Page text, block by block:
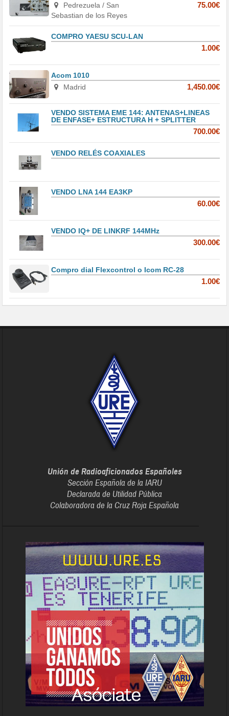
Pedrezuela / San
Sebastian de los Reyes
75.00€
COMPRO YAESU SCU-LAN
1.00€
Acom 1010
Madrid
1,450.00€
VENDO SISTEMA EME 144: ANTENAS+LINEAS
DE ENFASE+ ESTRUCTURA H + SPLITTER
700.00€
VENDO RELÉS COAXIALES
VENDO LNA 144 EA3KP
60.00€
VENDO IQ+ DE LINKRF 144MHz
300.00€
Compro dial Flexcontrol o Icom RC-28
1.00€
Unión de Radioaficionados Españoles
Sección Española de la IARU
Declarada de Utilidad Pública
Colaboradora de la Cruz Roja Española